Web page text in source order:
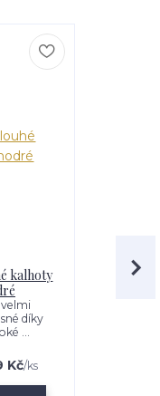
kalhoty
díky
...
Kč/ks
Pip